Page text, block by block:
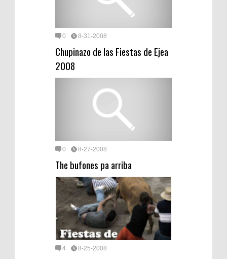
0 8-31-2008
Chupinazo de las Fiestas de Ejea
2008
0 8-27-2008
The bufones pa arriba
4 8-25-2008